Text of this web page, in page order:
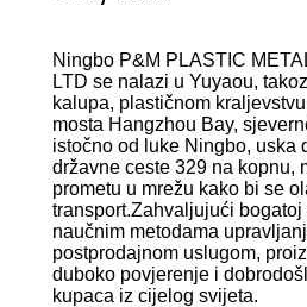
Ningbo P&M PLASTIC
LTD se nalazi u Yuyaou,
kalupa, plastičnom
mosta Hangzhou Bay,
istočno od luke Ningbo, uska
državne ceste 329 na kopnu,
prometu u mrežu kako bi se
transport.Zahvaljujući
naučnim metodama
postprodajnom uslugom,
duboko povjerenje i
kupaca iz cijelog svijeta.